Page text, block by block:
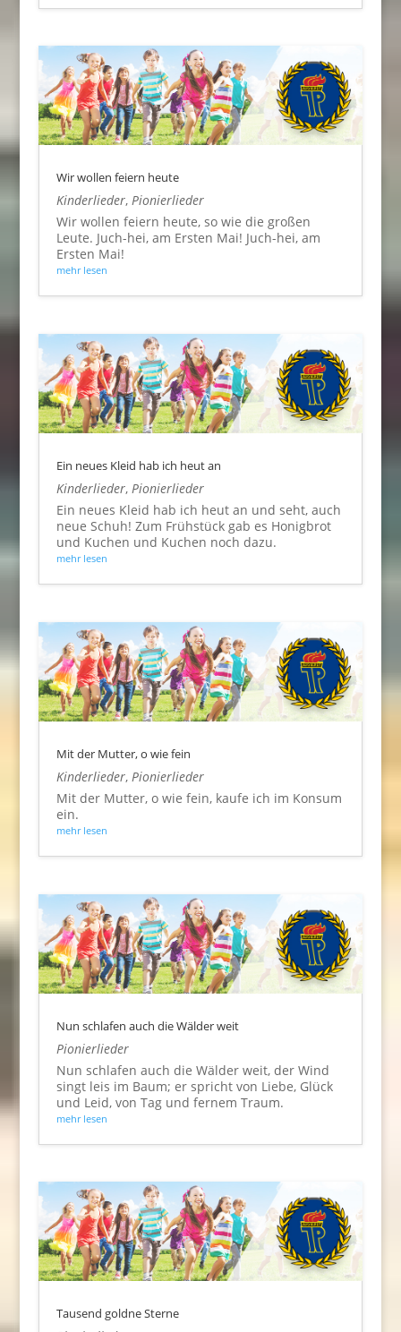
Wir wollen feiern heute
Kinderlieder, Pionierlieder
Wir wollen feiern heute, so wie die großen
Leute. Juch-hei, am Ersten Mai! Juch-hei, am
Ersten Mai!
mehr lesen
Ein neues Kleid hab ich heut an
Kinderlieder, Pionierlieder
Ein neues Kleid hab ich heut an und seht, auch
neue Schuh! Zum Frühstück gab es Honigbrot
und Kuchen und Kuchen noch dazu.
mehr lesen
Mit der Mutter, o wie fein
Kinderlieder, Pionierlieder
Mit der Mutter, o wie fein, kaufe ich im Konsum
ein.
mehr lesen
Nun schlafen auch die Wälder weit
Pionierlieder
Nun schlafen auch die Wälder weit, der Wind
singt leis im Baum; er spricht von Liebe, Glück
und Leid, von Tag und fernem Traum.
mehr lesen
Tausend goldne Sterne